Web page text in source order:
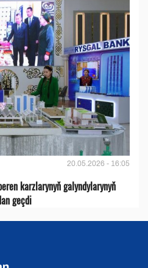
20.05.2026 - 16:05
karzlarynyň galyndylarynyň
geçdi